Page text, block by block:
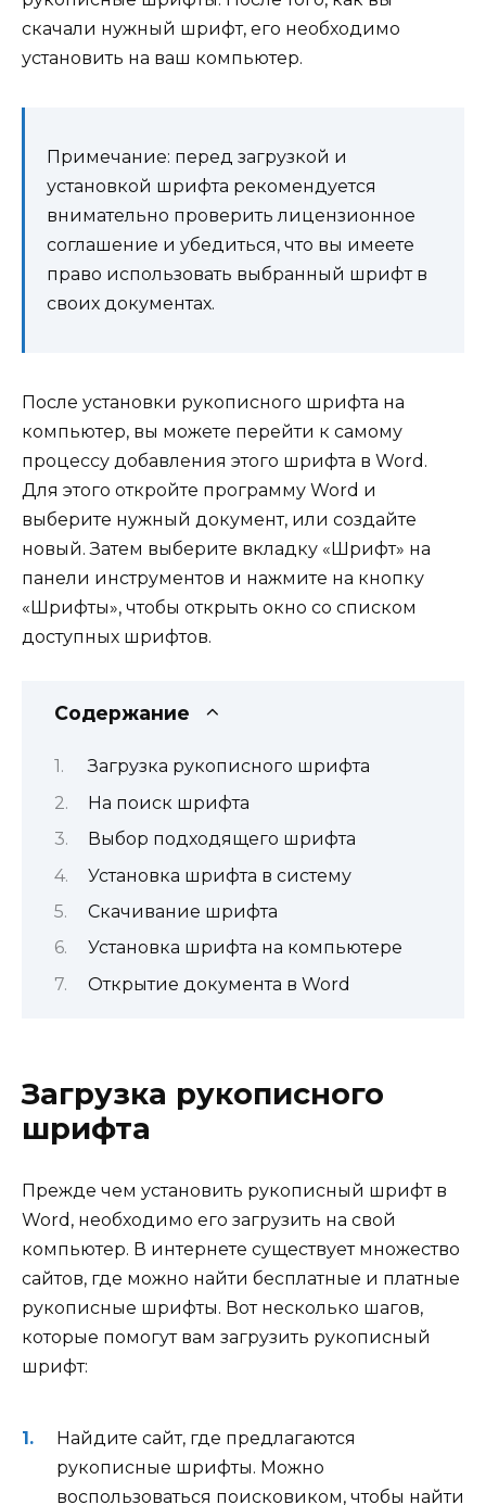
скачали нужный шрифт, его необходимо
установить на ваш компьютер.
Примечание: перед загрузкой и
установкой шрифта рекомендуется
внимательно проверить лицензионное
соглашение и убедиться, что вы имеете
право использовать выбранный шрифт в
своих документах.
После установки рукописного шрифта на
компьютер, вы можете перейти к самому
процессу добавления этого шрифта в Word.
Для этого откройте программу Word и
выберите нужный документ, или создайте
новый. Затем выберите вкладку «Шрифт» на
панели инструментов и нажмите на кнопку
«Шрифты», чтобы открыть окно со списком
доступных шрифтов.
Содержание
Загрузка рукописного шрифта
На поиск шрифта
Выбор подходящего шрифта
Установка шрифта в систему
Скачивание шрифта
Установка шрифта на компьютере
Открытие документа в Word
Загрузка рукописного
шрифта
Прежде чем установить рукописный шрифт в
Word, необходимо его загрузить на свой
компьютер. В интернете существует множество
сайтов, где можно найти бесплатные и платные
рукописные шрифты. Вот несколько шагов,
которые помогут вам загрузить рукописный
шрифт:
Найдите сайт, где предлагаются
рукописные шрифты. Можно
воспользоваться поисковиком, чтобы найти